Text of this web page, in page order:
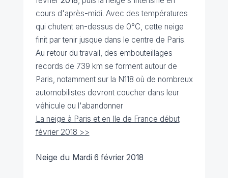
cours d'après-midi. Avec des températures
qui chutent en-dessus de 0°C, cette neige
finit par tenir jusque dans le centre de Paris.
Au retour du travail, des embouteillages
records de 739 km se forment autour de
Paris, notamment sur la N118 où de nombreux
automobilistes devront coucher dans leur
véhicule ou l'abandonner
La neige à Paris et en Ile de France début
février 2018 >>
Neige du Mardi 6 février 2018